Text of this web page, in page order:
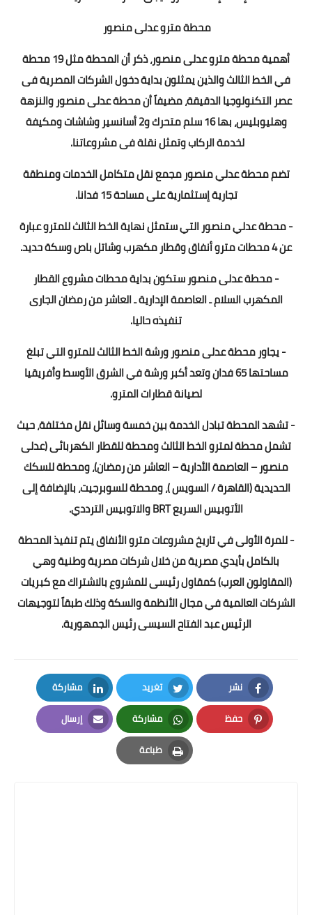
محطة مترو عدلى منصور
أهمية محطة مترو عدلى منصور، ذكر أن المحطة مثل 19 محطة
في الخط الثالث والذين يمثلون بداية دخول الشركات المصرية فى
عصر التكنولوجيا الدقيقة، مضيفاً أن محطة عدلى منصور والنزهة
وهليوبليس، بها 16 سلم متحرك و2 أسانسير وشاشات ومكيفة
لخدمة الركاب وتمثل نقلة فى مشروعاتنا.
تضم محطة عدلي منصور مجمع نقل متكامل الخدمات ومنطقة
تجارية إستثمارية على مساحة 15 فدانا.
- محطة عدلي منصور التي ستمثل نهاية الخط الثالث للمترو عبارة
عن 4 محطات مترو أنفاق وقطار مكهرب وشاتل باص وسكة حديد.
- محطة عدلى منصور ستكون بداية محطات مشروع القطار
المكهرب السلام ـ العاصمة الإدارية ـ العاشر من رمضان الجارى
تنفيذه حاليا.
- يجاور محطة عدلى منصور ورشة الخط الثالث للمترو التي تبلغ
مساحتها 65 فدان وتعد أكبر ورشة في الشرق الأوسط وأفريقيا
لصيانة قطارات المترو.
- تشهد المحطة تبادل الخدمة بين خمسة وسائل نقل مختلفة، حيث
تشمل محطة لمترو الخط الثالث ومحطة للقطار الكهربائى (عدلى
منصور – العاصمة الأدارية – العاشر من رمضان)، ومحطة للسكك
الحديدية (القاهرة / السويس )، ومحطة للسوبرجيت، بالإضافة إلى
الأتوبيس السريع BRT والاتوبيس الترددي.
- للمرة الأولى في تاريخ مشروعات مترو الأنفاق يتم تنفيذ المحطة
بالكامل بأيدي مصرية من خلال شركات مصرية وطنية وهي
(المقاولون العرب) كمقاول رئيسى للمشروع بالاشتراك مع كبريات
الشركات العالمية في مجال الأنظمة والسكة وذلك طبقاً لتوجيهات
الرئيس عبد الفتاح السيسى رئيس الجمهورية.
نشر
Facebook
تغريد
Twitter
مشاركة
LinkedIn
حفظ
Pinterest
مشاركة
Whatsapp
إرسال
Email
طباعة
Print